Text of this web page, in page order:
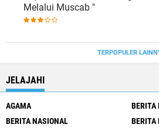
Melalui Muscab "
TERPOPULER
JELAJAHI
AGAMA
BERITA
BERITA NASIONAL
BERITA